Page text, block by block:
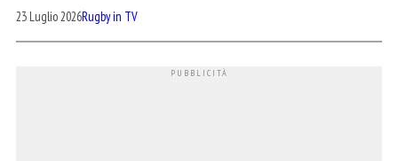
23 Luglio 2026Rugby in TV